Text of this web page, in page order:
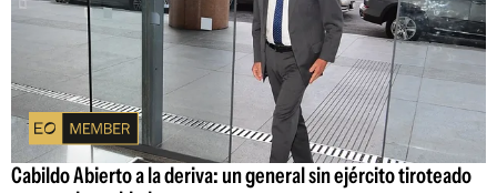
Cabildo Abierto a la deriva: un general sin ejército tiroteado